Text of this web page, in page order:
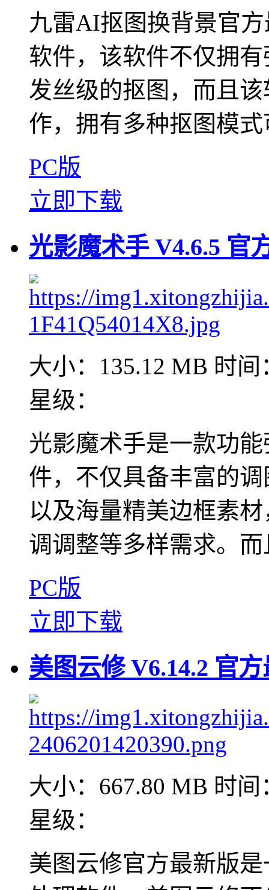
九雷AI抠图换背景官
软件，该软件不仅拥
发丝级的抠图，而且
作，拥有多种抠图模
PC版
立即下载
光影魔术手 V4.6.5 官
大小：135.12 MB 时间
星级：
光影魔术手是一款功
件，不仅具备丰富的
以及海量精美边框素
调调整等多样需求。
PC版
立即下载
美图云修 V6.14.2 官
大小：667.80 MB 时间
星级：
美图云修官方最新版